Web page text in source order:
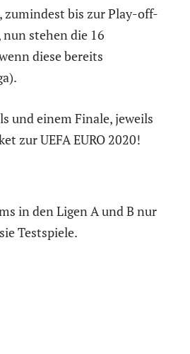
zumindest bis zur Play-off-
stehen die 16
diese bereits
und einem Finale, jeweils
zur UEFA EURO 2020!
in den Ligen A und B nur
Testspiele.